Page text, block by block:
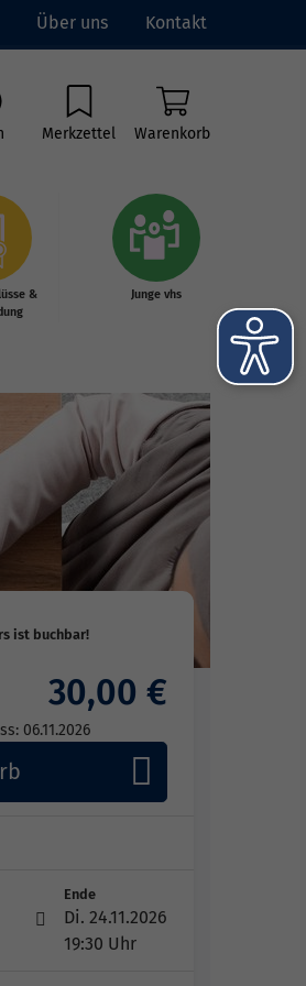
Über uns Kontakt
Merkzettel Warenkorb
&
Junge vhs
30,00 €
06.11.2026
Ende
Di. 24.11.2026
19:30 Uhr